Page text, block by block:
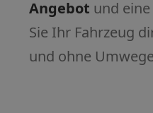
Angebot und eine
Sie Ihr Fahrzeug
und ohne